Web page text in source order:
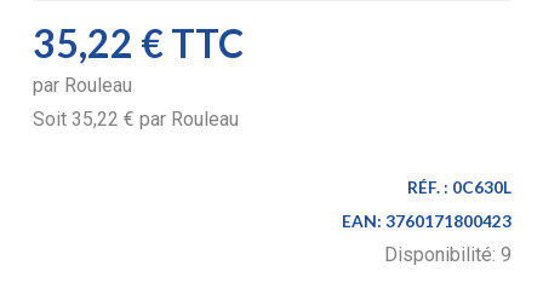
35,22 €TTC
par Rouleau
Soit 35,22 € par Rouleau
RÉF. : 0C630L
EAN: 3760171800423
Disponibilité: 9